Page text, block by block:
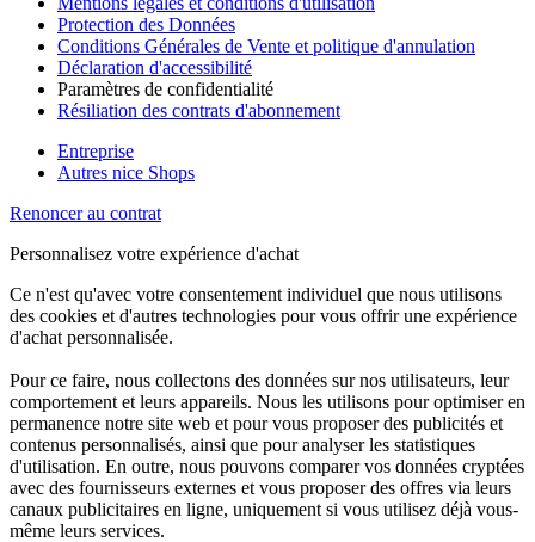
Protection des Données
Conditions Générales de Vente et politique d'annulation
Déclaration d'accessibilité
Paramètres de confidentialité
Résiliation des contrats d'abonnement
Entreprise
Autres nice Shops
Renoncer au contrat
Personnalisez votre expérience d'achat
Ce n'est qu'avec votre consentement individuel que nous utilisons
des cookies et d'autres technologies pour vous offrir une expérience
d'achat personnalisée.
Pour ce faire, nous collectons des données sur nos utilisateurs, leur
comportement et leurs appareils. Nous les utilisons pour optimiser en
permanence notre site web et pour vous proposer des publicités et
contenus personnalisés, ainsi que pour analyser les statistiques
d'utilisation. En outre, nous pouvons comparer vos données cryptées
avec des fournisseurs externes et vous proposer des offres via leurs
canaux publicitaires en ligne, uniquement si vous utilisez déjà vous-
même leurs services.